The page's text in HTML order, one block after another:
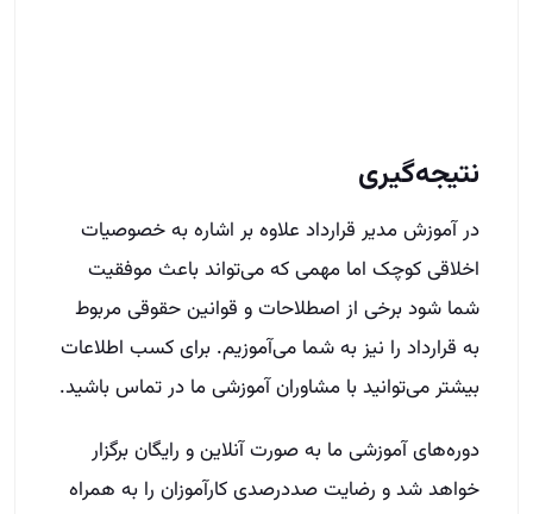
خواهد شد و رضایت صددرصدی کارآموزان را به همراه
دارد. شما می‌توانید برای رسیدن به پاسخ تمام سؤالات
خود با دیدن سایر مطالب آکادمی آموزش املاک
ابراهیمی، پیشرفت کنید و با شرکت در این دوره ها رشد
چشم گیری را تجربه نمایید.
سوال داری شمارتو بذار